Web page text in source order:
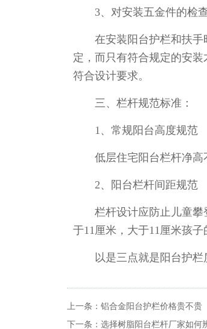
3、对安装五金件的检查
在安装阳台护栏和扶手时
定，而只有符合规定的安
符合设计要求。
三、栏杆规范标准：
1、常规阳台高度规范
低层住宅阳台栏杆净高不
2、阳台栏杆间距规范
栏杆设计应防止儿童攀登
于11厘米，大于11厘米孩
以是三点就是阳台护栏
上一条： 铝合金阳台护栏价格贵不贵
下一条： 选择树脂阳台栏杆厂家如何